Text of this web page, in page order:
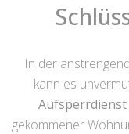
In der
kann es
Aufsperrdienst
gekommener